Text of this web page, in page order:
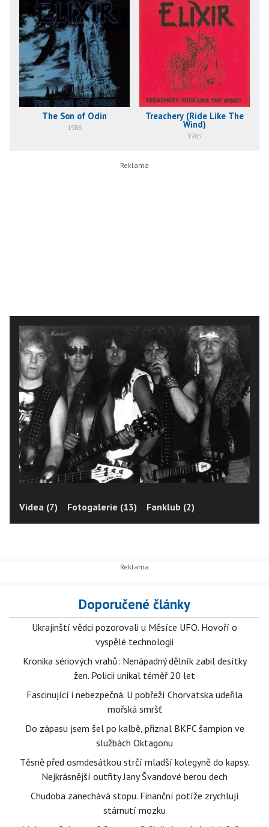
The Son of Odin
1986
Treachery (Ride Like The
Wind)
1985
Videa (7) Fotogalerie (13) Fanklub (2)
Doporučené články
Ukrajinští vědci pozorovali u Měsíce UFO. Hovoří o
vyspělé technologii
Kronika sériových vrahů: Nenápadný dělník zabil desítky
žen. Policii unikal téměř 20 let
Fascinující i nebezpečná. U pobřeží Chorvatska udeřila
mořská smršť
Do zápasu jsem šel po kalbě, přiznal BKFC šampion ve
službách Oktagonu
Těsně před osmdesátkou strčí mladší kolegyně do kapsy.
Nejkrásnější outfity Jany Švandové berou dech
Chudoba zanechává stopu. Finanční potíže zrychlují
stárnutí mozku